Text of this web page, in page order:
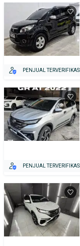
PENJUAL TERVERIFIKASI
PENJUAL TERVERIFIKASI